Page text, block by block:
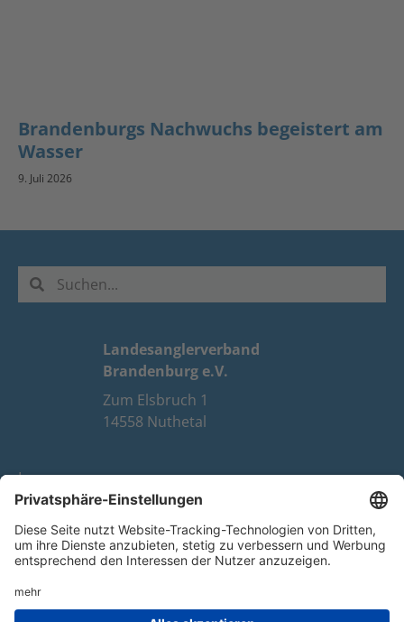
Brandenburgs Nachwuchs begeistert am
Wasser
9. Juli 2026
Landesanglerverband
Brandenburg e.V.
Zum Elsbruch 1
14558 Nuthetal
Impressum
Datenschutz
FAQ